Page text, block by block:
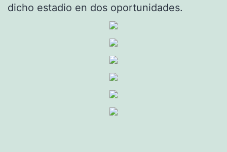
dicho estadio en dos oportunidades.